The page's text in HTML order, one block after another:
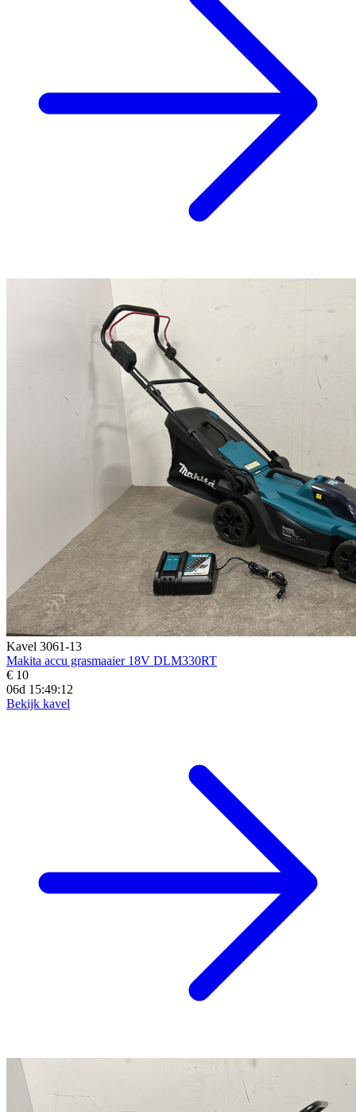
Kavel 3061-13
Makita accu grasmaaier 18V DLM330RT
€ 10
06d 15:49:11
Bekijk kavel